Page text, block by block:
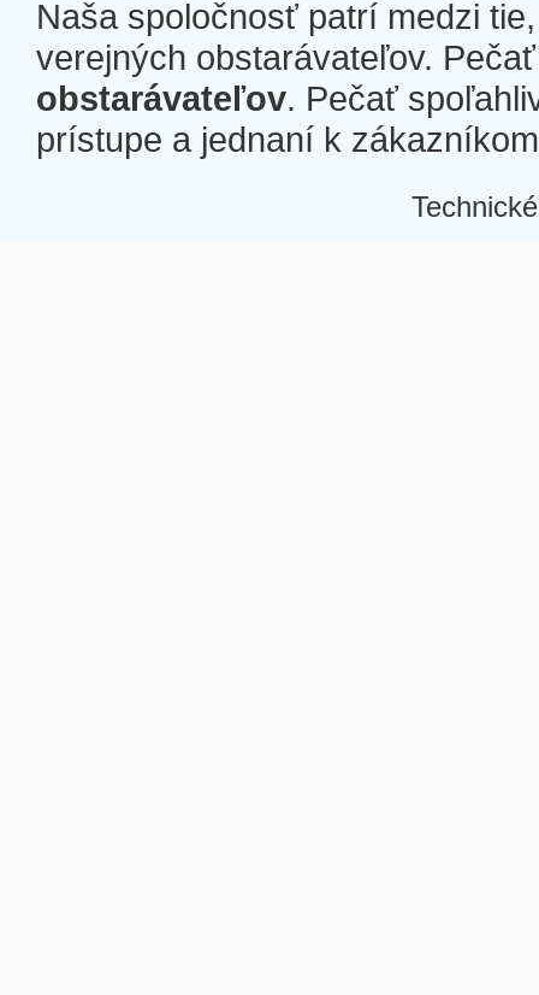
Naša spoločnosť patrí medzi
verejných obstarávateľov.
obstarávateľov. Pečať
prístupe a jednaní k